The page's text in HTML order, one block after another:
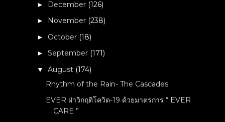
► December (126)
► November (238)
► October (18)
►September (171)
▼August (174)
Rhythm of the Rain- The Cascades
EVER ฝ่าวิกฤติโควิด-19 ด้วยมาตรการ “ EVER
CARE ”